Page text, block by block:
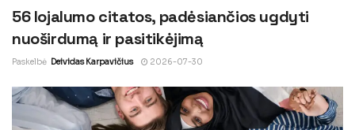
56 lojalumo citatos, padėsiančios ugdyti
nuoširdumą ir pasitikėjimą
Paskelbė Deividas Karpavičius 2026-07-30